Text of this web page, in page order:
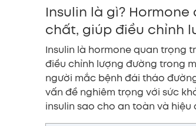
Insulin là gì?
chất, giúp điều chỉnh
Insulin là hormone quan trọng
điều chỉnh lượng đường trong
người mắc bệnh đái tháo
vấn đề nghiêm trọng với sức
insulin sao cho an toàn và